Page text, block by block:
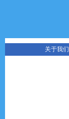
关于我们